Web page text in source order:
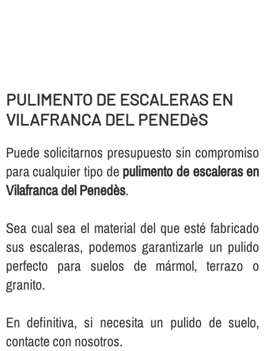
PULIMENTO DE ESCALERAS EN
VILAFRANCA DEL PENEDèS
Puede solicitarnos presupuesto sin compromiso
para cualquier tipo de pulimento de escaleras en
Vilafranca del Penedès.
Sea cual sea el material del que esté fabricado
sus escaleras, podemos garantizarle un pulido
perfecto para suelos de mármol, terrazo o
granito.
En definitiva, si necesita un pulido de suelo,
contacte con nosotros.